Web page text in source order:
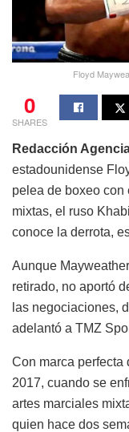
Floyd
0
SHARES
Redacción
estadounidense
pelea de boxeo con
mixtas, el ruso
conoce la derrota,
Aunque
retirado, no aportó
las negociaciones,
adelantó a TMZ
Con marca perfecta
2017, cuando se
artes marciales
quien hace dos